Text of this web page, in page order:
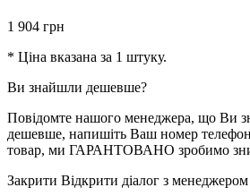
1 904 грн
* Ціна вказана за 1 штуку.
Ви знайшли дешевше?
Повідомте нашого менеджера, що Ви
дешевше, напишіть Ваш номер
товар, ми ГАРАНТОВАНО зробимо
Закрити Відкрити діалог з менеджером